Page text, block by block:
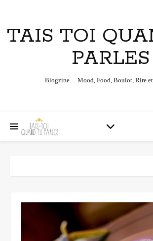
TAIS TOI
PARLES
Blogzine… Mood, Food, Boulot, Rire et